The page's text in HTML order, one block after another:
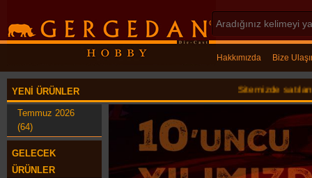
Hakkımızda Bize
YENI ÜRÜNLER
Temmuz 2026
(64)
GELECEK
ÜRÜNLER
Sitemizde satılan ürünler